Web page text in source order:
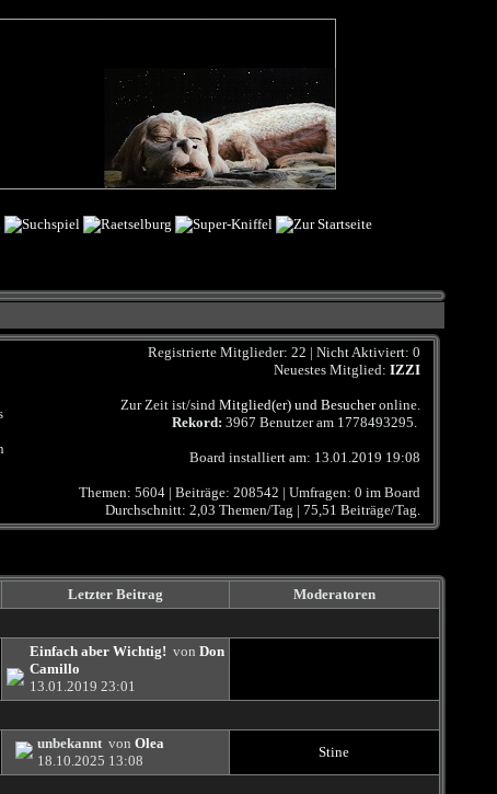
Registrierte Mitglieder: 22 | Nicht Aktiviert: 0
Neuestes Mitglied: IZZI
Zur Zeit ist/sind Mitglied(er) und Besucheronline.
Rekord: 3967 Benutzer am 1778493295.
Board installiert am: 13.01.2019 19:08
Themen: 5604 | Beiträge: 208542 | Umfragen: 0 im Board
Durchschnitt: 2,03 Themen/Tag | 75,51 Beiträge/Tag.
Letzter Beitrag Moderatoren
Einfach aber Wichtig! von Don
Camillo
13.01.2019 23:01
unbekanntvon Olea
18.10.2025 13:08
Stine